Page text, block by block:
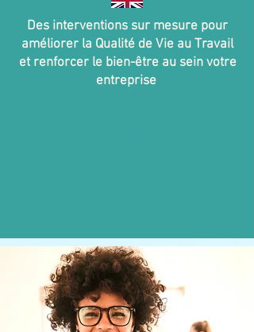
Des interventions sur mesure pour
améliorer la Qualité de Vie au Travail
et renforcer le bien-être au sein votre
entreprise